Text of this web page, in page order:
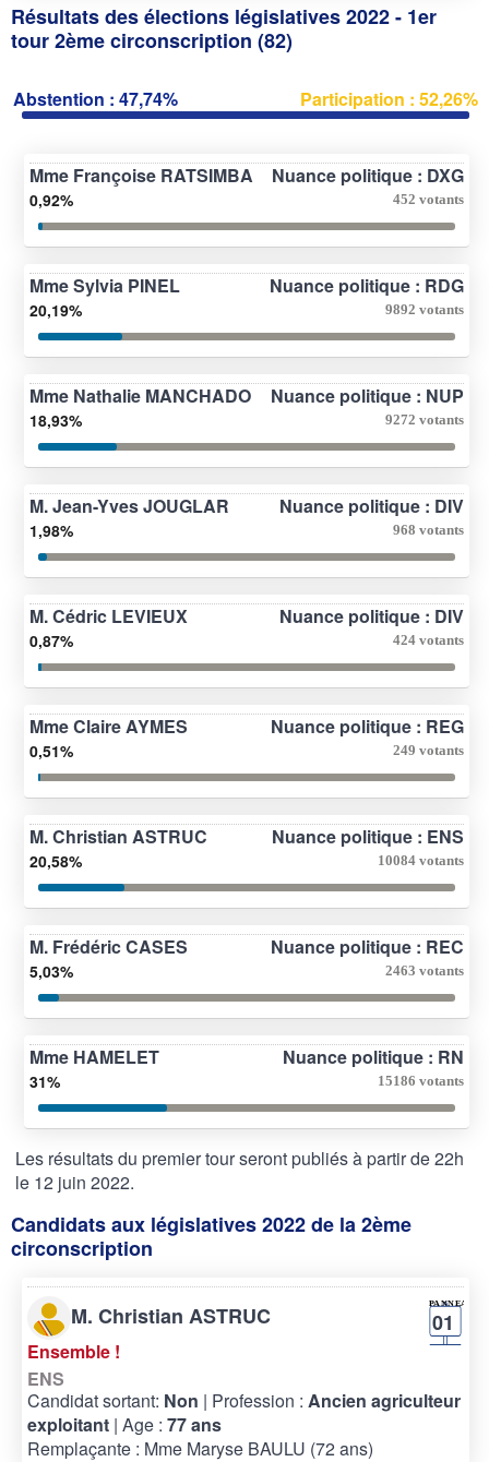
Résultats des élections législatives 2022 - 1er
tour 2ème circonscription (82)
Abstention : 47,74% Participation : 52,26%
Mme Françoise RATSIMBA Nuance politique : DXG
0,92% 452 votants
Mme Sylvia PINEL Nuance politique : RDG
20,19% 9892 votants
Mme Nathalie MANCHADO Nuance politique : NUP
18,93% 9272 votants
M. Jean-Yves JOUGLAR Nuance politique : DIV
1,98% 968 votants
M. Cédric LEVIEUX Nuance politique : DIV
0,87% 424 votants
Mme Claire AYMES Nuance politique : REG
0,51% 249 votants
M. Christian ASTRUC Nuance politique : ENS
20,58% 10084 votants
M. Frédéric CASES Nuance politique : REC
5,03% 2463 votants
Mme HAMELET Nuance politique : RN
31% 15186 votants
Les résultats du premier tour seront publiés à partir de 22h
le 12 juin 2022.
Candidats aux législatives 2022 de la 2ème
circonscription
M. Christian ASTRUC 01
Ensemble !
ENS
Candidat sortant: Non | Profession : Ancien agriculteur
exploitant | Age : 77 ans
Remplaçante : Mme Maryse BAULU (72 ans)